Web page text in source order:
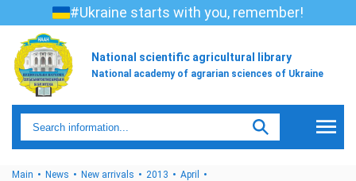
#Ukraine starts with you, remember!
National scientific agricultural library
National academy of agrarian sciences of Ukraine
Main News New arrivals 2013
April